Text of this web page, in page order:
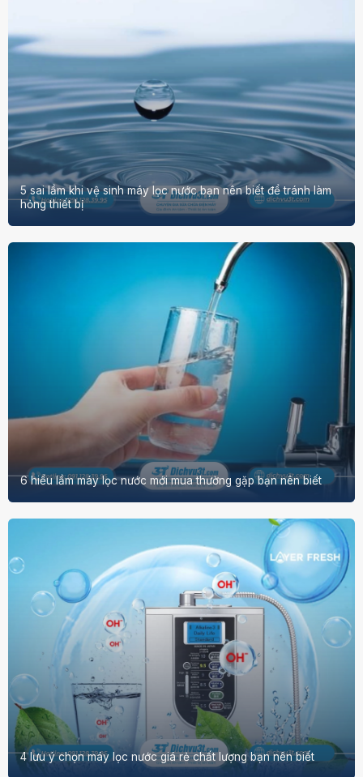
5 sai lầm khi vệ sinh máy lọc nước bạn nên biết để tránh làm
hỏng thiết bị
6 hiểu lầm máy lọc nước mới mua thường gặp bạn nên biết
4 lưu ý chọn máy lọc nước giá rẻ chất lượng bạn nên biết